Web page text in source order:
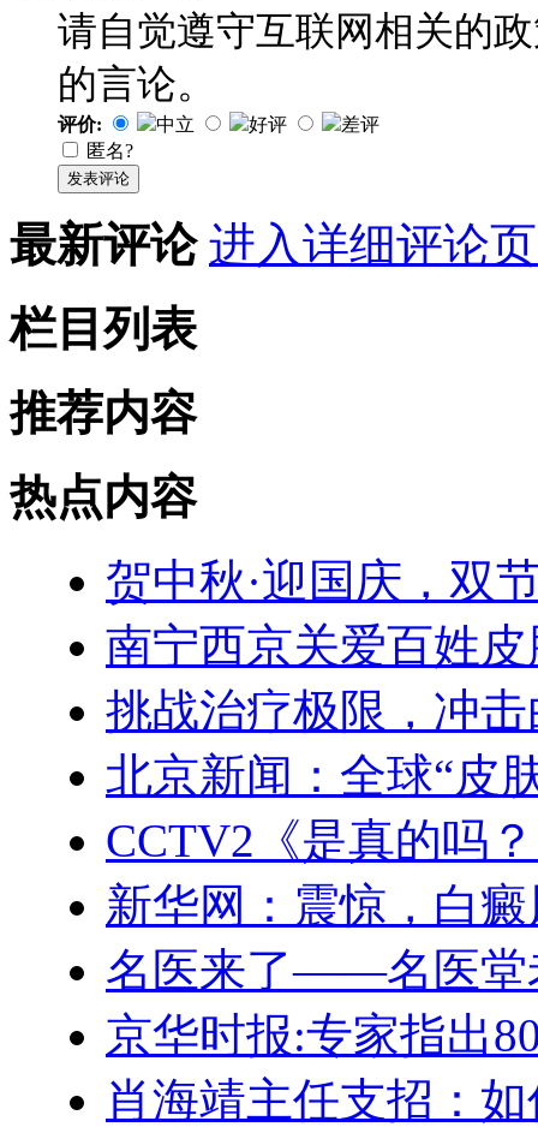
请自觉遵守互联网相关的
的言论。
评价: 中立 好评
差评
匿名?
发表评论
最新评论 进入详细评论
栏目列表
推荐内容
热点内容
贺中秋·迎国庆，双
南宁西京关爱百姓
挑战治疗极限，冲
北京新闻：全球“皮
CCTV2《是真的吗
新华网：震惊，白
名医来了——名医堂
京华时报:专家指出
肖海靖主任支招：